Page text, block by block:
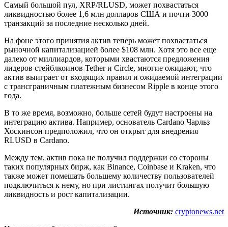
Самый большой пул, XRP/RLUSD, может похвастаться
ликвидностью более 1,6 млн долларов США и почти 3000
транзакций за последние несколько дней.
На фоне этого принятия актив теперь может похвастаться
рыночной капитализацией более $108 млн. Хотя это все еще
далеко от миллиардов, которыми хвастаются предложения
лидеров стейблкоинов Tether и Circle, многие ожидают, что
актив выиграет от входящих правил и ожидаемой интеграции
с трансграничным платежным бизнесом Ripple в конце этого
года.
В то же время, возможно, больше сетей будут настроены на
интеграцию актива. Например, основатель Cardano Чарльз
Хоскинсон предположил, что он открыт для внедрения
RLUSD в Cardano.
Между тем, актив пока не получил поддержки со стороны
таких популярных бирж, как Binance, Coinbase и Kraken, что
также может помешать большему количеству пользователей
подключиться к нему, но при листингах получит большую
ликвидность и рост капитализации.
Источник: cryptonews.net